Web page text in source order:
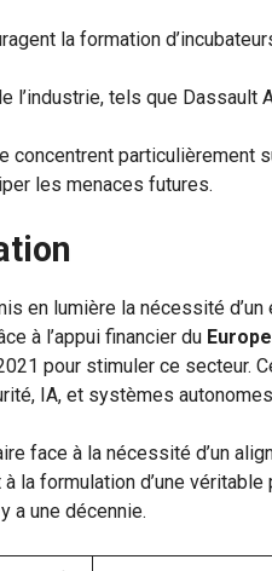
la formation
l’industrie, tels que Dassault
concentrent particulièrement
les menaces futures.
en lumière la nécessité
à l’appui financier du
pour stimuler ce secteur.
IA, et systèmes
face à la nécessité d’un
la formulation d’une
a une décennie.